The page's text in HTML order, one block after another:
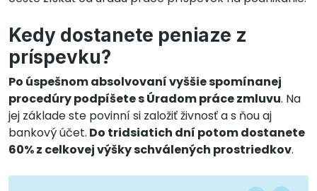
Kedy dostanete peniaze z
príspevku?
Po úspešnom absolvovaní vyššie spomínanej
procedúry podpíšete s Úradom práce zmluvu. Na
jej základe ste povinní si založiť živnosť a s ňou aj
bankový účet. Do tridsiatich dní potom dostanete
60% z celkovej výšky schválených prostriedkov.